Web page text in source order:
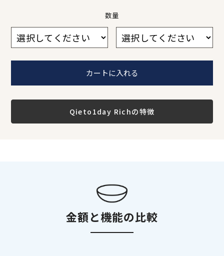
数量
数量
1 1
数量
2 2
数量
3 3
数量
4 4
数量
5 5
数量
6 6
Qieto1day Richの特徴
金額と機能の比較